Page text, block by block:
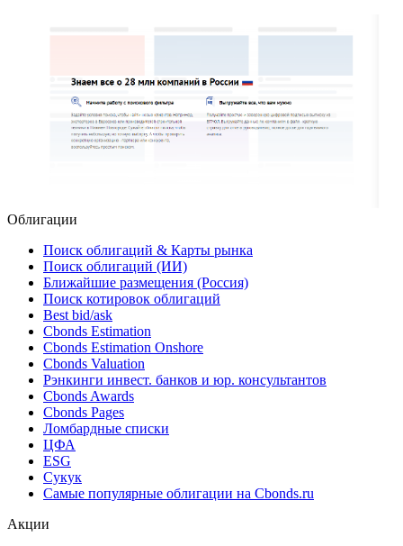
Облигации
Поиск облигаций & Карты рынка
Поиск облигаций (ИИ)
Ближайшие размещения (Россия)
Поиск котировок облигаций
Best bid/ask
Cbonds Estimation
Cbonds Estimation Onshore
Cbonds Valuation
Рэнкинги инвест. банков и юр. консультантов
Cbonds Awards
Cbonds Pages
Ломбардные списки
ЦФА
ESG
Сукук
Самые популярные облигации на Cbonds.ru
Акции